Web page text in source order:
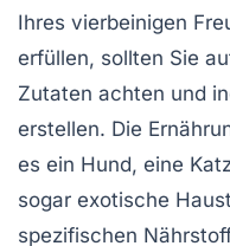
Ihres vierbeinigen
erfüllen, sollten Sie
Zutaten achten und
erstellen. Die
es ein Hund, eine
sogar exotische
spezifischen